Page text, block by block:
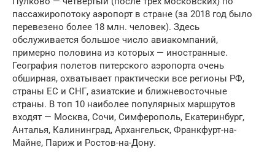
пассажиропотоку аэропорт в стране (за 2018 год было
перевезено более 18 млн. человек). Здесь
обслуживается большое число авиакомпаний,
примерно половина из которых — иностранные.
География полетов питерского аэропорта очень
обширная, охватывает практически все регионы РФ,
страны ЕС и СНГ, азиатские и ближневосточные
страны. В топ 10 наиболее популярных маршрутов
входят — Москва, Сочи, Симферополь, Екатеринбург,
Анталья, Калининград, Архангельск, Франкфурт-на-
Майне, Париж и Ростов-на-Дону.